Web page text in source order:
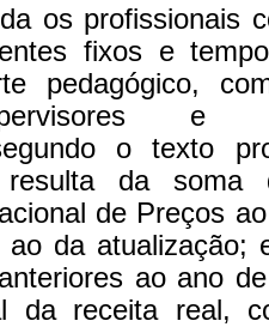
os profissionais
fixos e
pedagógico,
e
o texto
da soma
de Preços
da atualização;
ao ano
da receita real,